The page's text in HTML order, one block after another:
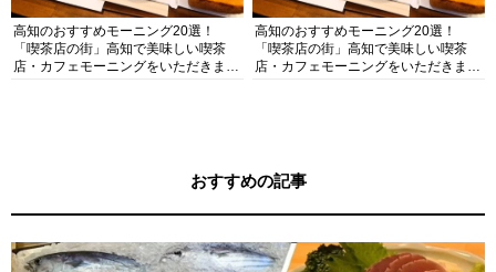
高知のおすすめモーニング20選！
「喫茶店の街」高知で美味しい喫茶
店・カフェモーニングをいただきま
高知のおすすめモーニング20選！
「喫茶店の街」高知で美味しい喫茶
店・カフェモーニングをいただきま
おすすめの記事